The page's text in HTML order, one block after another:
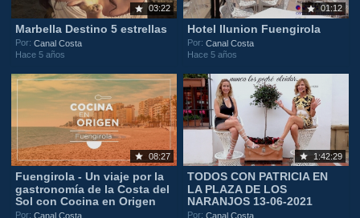
03:22
Marbella Destino 5 estrellas
Por:Canal Costa
Hace 5 años
01:12
Hotel Ilunion Fuengirola
Por:Canal Costa
Hace 5 años
08:27
Fuengirola - Un viaje por la
gastronomía de la Costa del
Sol con Cocina en Origen
Por:Canal Costa
1:42:29
TODOS CON PATRICIA EN
LA PLAZA DE LOS
NARANJOS 13-06-2021
Por:Canal Costa